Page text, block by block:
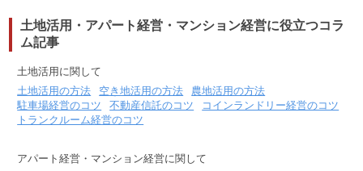
土地活用・アパート経営・マンション経営に役立つコラ
ム記事
土地活用に関して
土地活用の方法
空き地活用の方法
農地活用の方法
駐車場経営のコツ
不動産信託のコツ
コインランドリー経営のコツ
トランクルーム経営のコツ
アパート経営・マンション経営に関して